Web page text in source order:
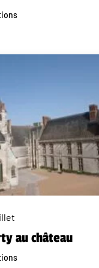
au château